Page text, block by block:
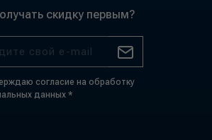
скидку первым?
согласие на обработку
данных *